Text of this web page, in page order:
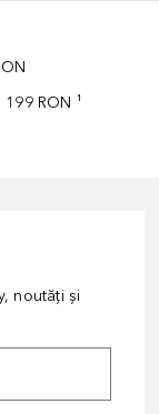
RON ¹
noutăți și